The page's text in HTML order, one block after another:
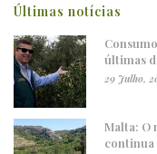
Últimas notícias
últimas
29 Julho,
Malta: O
continua